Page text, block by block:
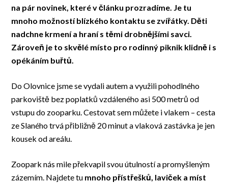
na pár novinek, které v článku prozradíme. Je tu
mnoho možností blízkého kontaktu se zvířátky. Děti
nadchne krmení a hraní s těmi drobnějšími savci.
Zároveň je to skvělé místo pro rodinný piknik klidně i s
opékáním buřtů.
Do Olovnice jsme se vydali autem a využili pohodlného
parkoviště bez poplatků vzdáleného asi 500 metrů od
vstupu do zooparku. Cestovat sem můžete i vlakem – cesta
ze Slaného trvá přibližně 20 minut a vlaková zastávka je jen
kousek od areálu.
Zoopark nás mile překvapil svou útulností a promyšleným
zázemím. Najdete tu mnoho přístřešků, laviček a míst